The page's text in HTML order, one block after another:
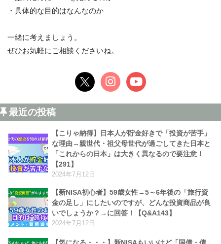
・具体的な目的はなんなのか
一緒に考えましょう。
ぜひお気軽にご相談くださいね。
最近の投稿
【こりゃ納得】日本人が貯金好きで「投資が苦手」
な理由→親世代・祖父母世代が過ごしてきた日本と
「これからの日本」は大きく異なるので要注意！
【291】
2024年7月12日
【新NISA初心者】59歳女性→5～6年後の「旅行資
金の足し」にしたいのですが、どんな投資商品が良
いでしょうか？→に回答！【Q&A143】
2024年7月12日